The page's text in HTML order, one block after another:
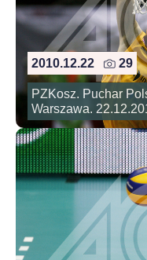
2010.12.22 29
PZKosz. Puchar
Warszawa.